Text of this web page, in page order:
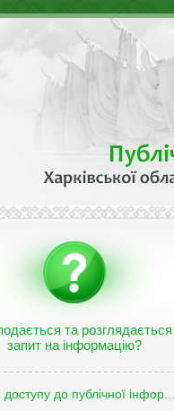
та розглядається
запит на інформацію?
до публічної інфор...